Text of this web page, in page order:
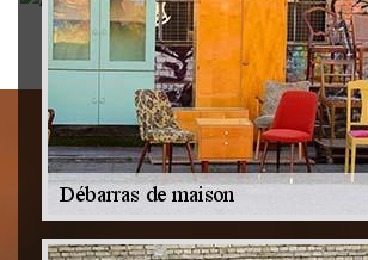
Achat antiquité 79